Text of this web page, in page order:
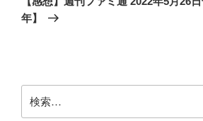
ー
投
年】
索: